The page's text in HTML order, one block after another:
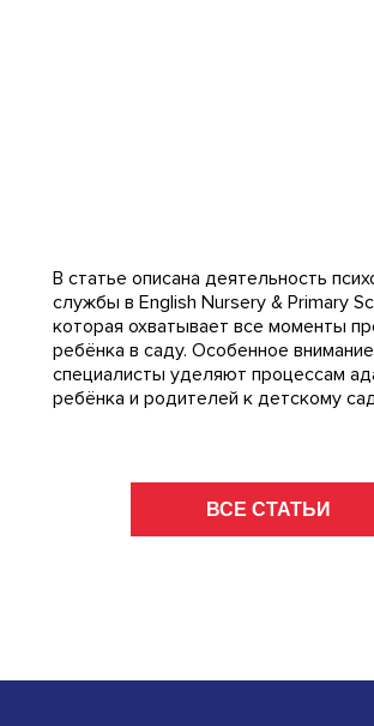
В статье описана деятельность
службы в English Nursery & Primary
которая охватывает все моменты
ребёнка в саду. Особенное внимание
специалисты уделяют процессам
ребёнка и родителей к детскому
ВСЕ СТАТЬИ